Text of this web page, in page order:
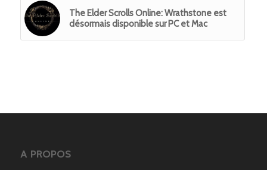
The Elder Scrolls Online: Wrathstone est
désormais disponible sur PC et Mac
A PROPOS